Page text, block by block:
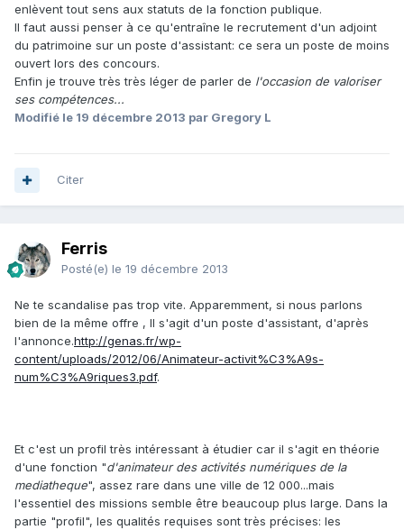
enlèvent tout sens aux statuts de la fonction publique.
Il faut aussi penser à ce qu'entraîne le recrutement d'un adjoint
du patrimoine sur un poste d'assistant: ce sera un poste de moins
ouvert lors des concours.
Enfin je trouve très très léger de parler de l'occasion de valoriser
ses compétences...
Modifié le 19 décembre 2013 par Gregory L
Citer
Ferris
Posté(e) le 19 décembre 2013
Ne te scandalise pas trop vite. Apparemment, si nous parlons
bien de la même offre , Il s'agit d'un poste d'assistant, d'après
l'annonce.http://genas.fr/wp-
content/uploads/2012/06/Animateur-activit%C3%A9s-
num%C3%A9riques3.pdf.
Et c'est un profil très intéressant à étudier car il s'agit en théorie
d'une fonction "d'animateur des activités numériques de la
mediatheque", assez rare dans une ville de 12 000...mais
l'essentiel des missions semble être beaucoup plus large. Dans la
partie "profil", les qualités requises sont très précises: les